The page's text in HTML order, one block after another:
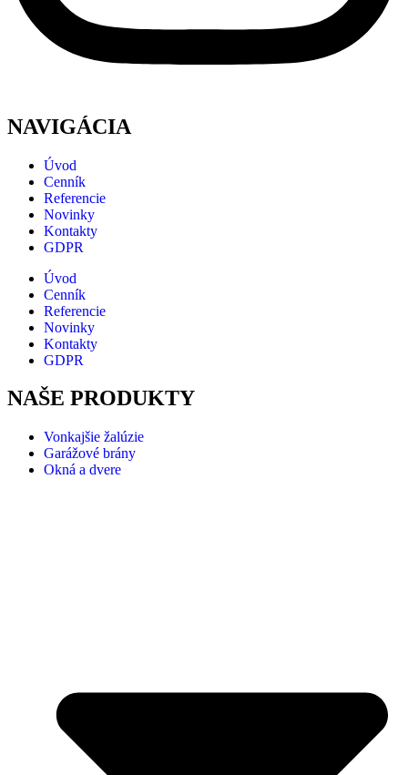
NAVIGÁCIA
Úvod
Cenník
Referencie
Novinky
Kontakty
GDPR
Úvod
Cenník
Referencie
Novinky
Kontakty
GDPR
NAŠE PRODUKTY
Vonkajšie žalúzie
Garážové brány
Okná a dvere